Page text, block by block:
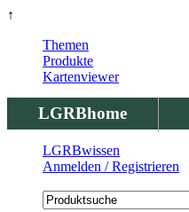
↑
LGRBhome
Themen
Produkte
Kartenviewer
LGRBwissen
Anmelden / Registrieren